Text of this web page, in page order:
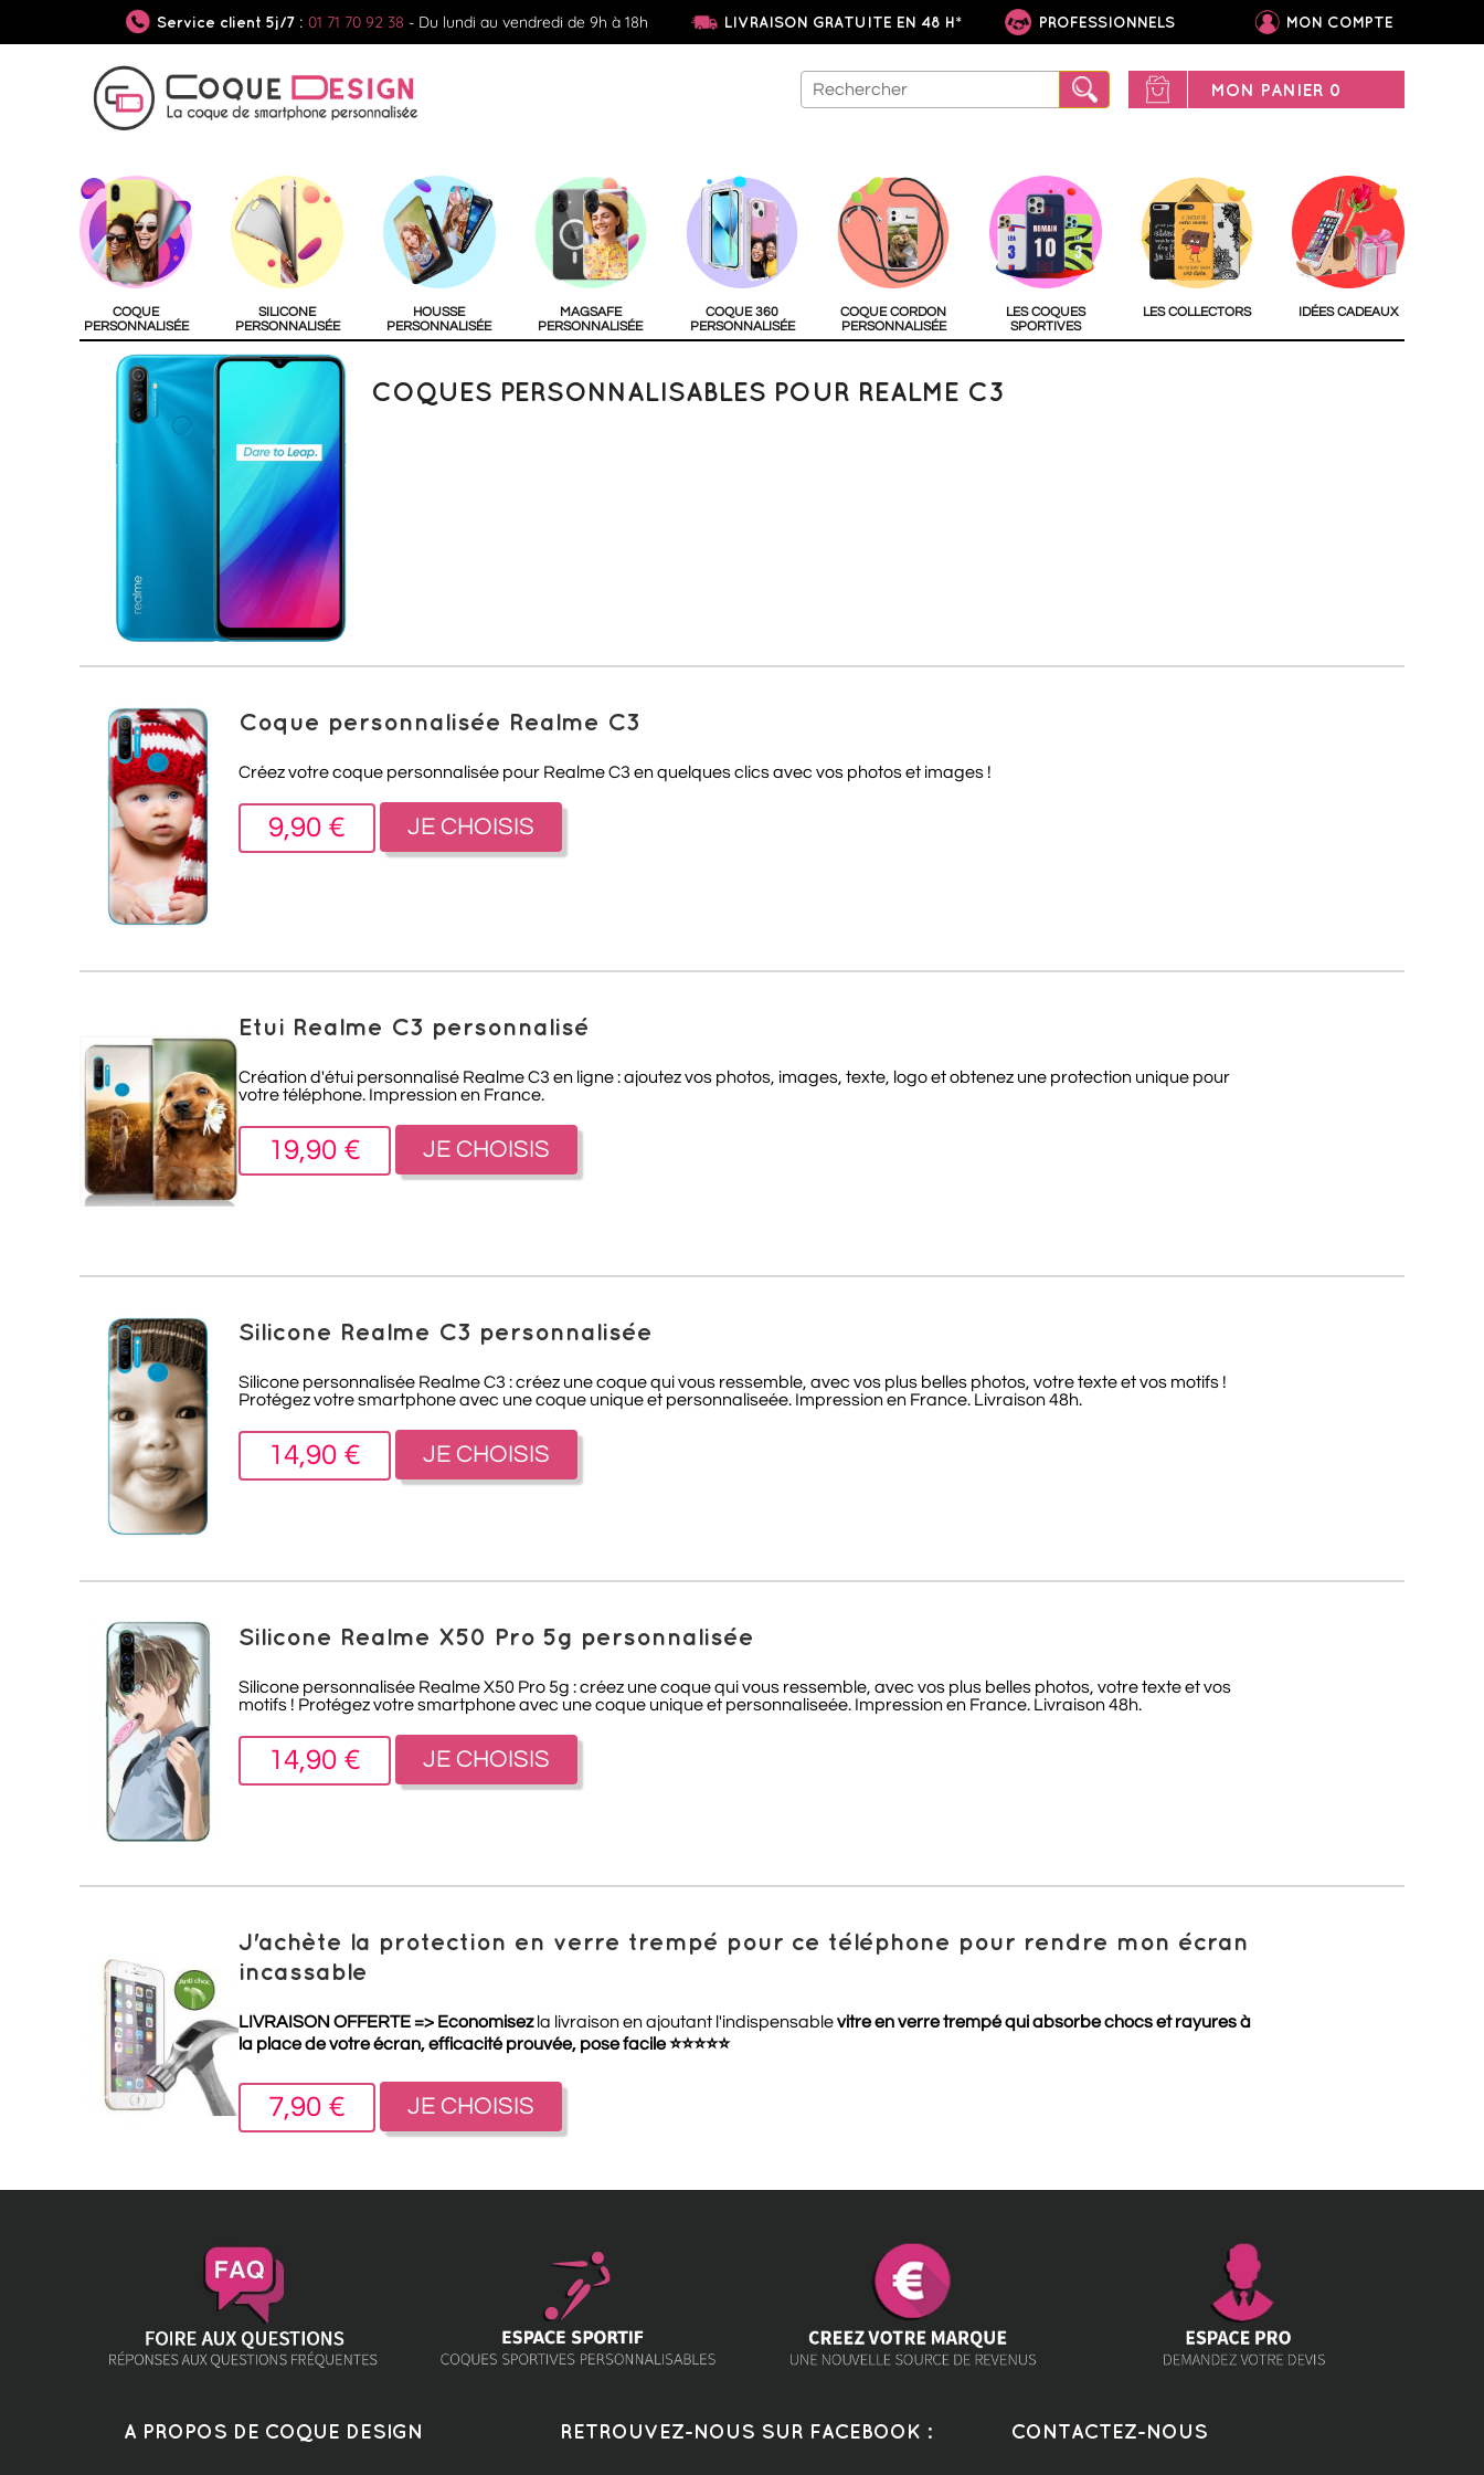
Service client 5j/7 : 01 71 70 92 38 - Du lundi au vendredi de 9h à 18h LIVRAISON GRATUITE EN 48 H* PROFESSIONNELS MON COMPTE
MON PANIER 0
COQUE
PERSONNALISÉE
SILICONE
PERSONNALISÉE
HOUSSE
PERSONNALISÉE
MAGSAFE
PERSONNALISÉE
COQUE 360
PERSONNALISÉE
COQUE CORDON
PERSONNALISÉE
LES COQUES
SPORTIVES
LES COLLECTORS IDÉES CADEAUX
COQUES PERSONNALISABLES POUR REALME C3
Coque personnalisée Realme C3
Créez votre coque personnalisée pour Realme C3 en quelques clics avec vos photos et images !
9,90 € JE CHOISIS
Etui Realme C3 personnalisé
Création d'étui personnalisé Realme C3 en ligne : ajoutez vos photos, images, texte, logo et obtenez une protection unique pour
votre téléphone. Impression en France.
19,90 € JE CHOISIS
Silicone Realme C3 personnalisée
Silicone personnalisée Realme C3 : créez une coque qui vous ressemble, avec vos plus belles photos, votre texte et vos motifs !
Protégez votre smartphone avec une coque unique et personnaliseée. Impression en France. Livraison 48h.
14,90 € JE CHOISIS
Silicone Realme X50 Pro 5g personnalisée
Silicone personnalisée Realme X50 Pro 5g : créez une coque qui vous ressemble, avec vos plus belles photos, votre texte et vos
motifs ! Protégez votre smartphone avec une coque unique et personnaliseée. Impression en France. Livraison 48h.
14,90 € JE CHOISIS
J'achète la protection en verre trempé pour ce téléphone pour rendre mon écran
incassable
LIVRAISON OFFERTE => Economisezla livraison en ajoutant l'indispensablevitre en verre trempé qui absorbe chocs et rayures à
la place de votre écran, efficacité prouvée, pose facile⭐⭐⭐⭐⭐
7,90 € JE CHOISIS
A PROPOS DE COQUE DESIGN RETROUVEZ-NOUS SUR FACEBOOK : CONTACTEZ-NOUS